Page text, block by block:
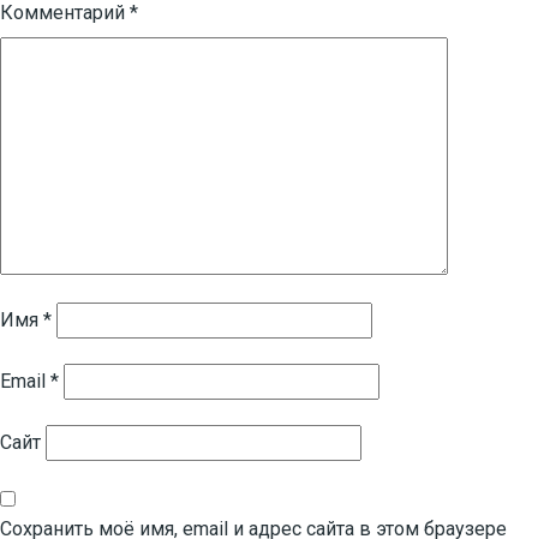
Комментарий *
Имя *
Email *
Сайт
Сохранить моё имя, email и адрес сайта в этом браузере